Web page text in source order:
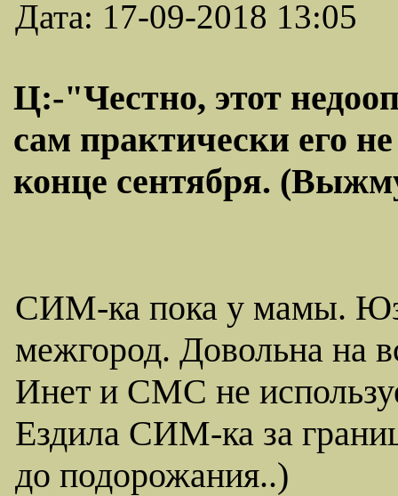
Дата: 17-09-2018 13:05
Ц:-"Честно, этот
сам практически его
конце сентября.
СИМ-ка пока у мамы.
межгород. Довольна на
Инет и СМС не
Ездила СИМ-ка за
до подорожания..)